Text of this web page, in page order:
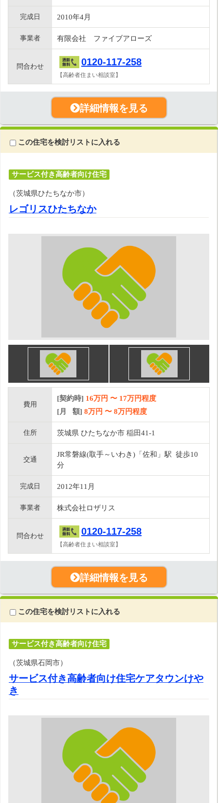
完成日 2010年4月
事業者 有限会社 ファイブアローズ
問合わせ 0120-117-258
【高齢者住まい相談室】
詳細情報を見る
この住宅を検討リストに入れる
サービス付き高齢者向け住宅
（茨城県ひたちなか市）
レゴリスひたちなか
費用
[契約時] 16万円 〜 17万円程度
[月 額] 8万円 〜 8万円程度
住所 茨城県 ひたちなか市 稲田41-1
交通
JR常磐線(取手～いわき)「佐和」駅 徒歩10
分
完成日 2012年11月
事業者 株式会社ロザリス
問合わせ 0120-117-258
【高齢者住まい相談室】
詳細情報を見る
この住宅を検討リストに入れる
サービス付き高齢者向け住宅
（茨城県石岡市）
サービス付き高齢者向け住宅ケアタウンけや
き